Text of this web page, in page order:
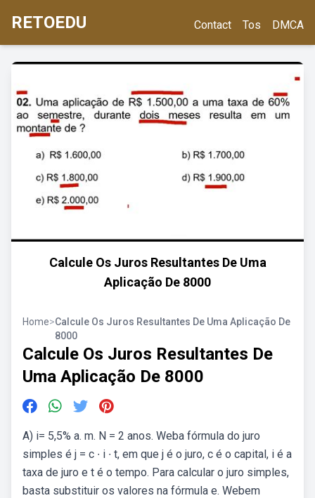
RETOEDU Contact Tos DMCA
Calcule Os Juros Resultantes De Uma
Aplicação De 8000
Home>Calcule Os Juros Resultantes De Uma Aplicação De
8000
Calcule Os Juros Resultantes De
Uma Aplicação De 8000
A) i= 5,5% a. m. N = 2 anos. Weba fórmula do juro
simples é j = c ∙ i ∙ t, em que j é o juro, c é o capital, i é a
taxa de juro e t é o tempo. Para calcular o juro simples,
basta substituir os valores na fórmula e. Webem